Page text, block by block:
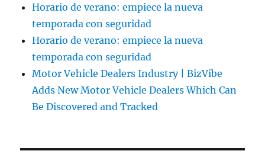
Horario de verano: empiece la nueva
temporada con seguridad
Horario de verano: empiece la nueva
temporada con seguridad
Motor Vehicle Dealers Industry | BizVibe
Adds New Motor Vehicle Dealers Which Can
Be Discovered and Tracked